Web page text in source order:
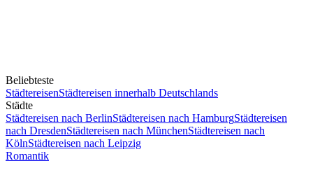
Beliebteste
StädtereisenStädtereisen innerhalb Deutschlands
Städte
Städtereisen nach BerlinStädtereisen nach HamburgStädtereisen
nach DresdenStädtereisen nach MünchenStädtereisen nach
KölnStädtereisen nach Leipzig
Romantik